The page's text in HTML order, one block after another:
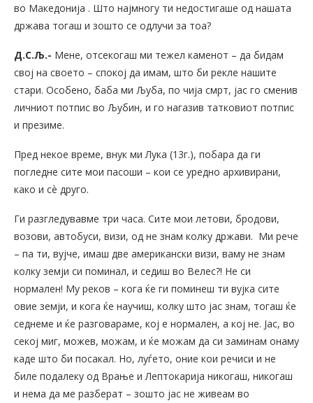
во Македонија . Што најмногу ти недостигаше од нашата
држава тогаш и зошто се одлучи за тоа?
Д.С.Љ.- Мене, отсекогаш ми тежел каменот – да бидам
свој на своето – спокој да имам, што би рекле нашите
стари. Особено, баба ми Љуба, по чија смрт, јас го сменив
личниот потпис во Љубин, и го нагазив татковиот потпис
и презиме.
Пред некое време, внук ми Лука (13г.), побара да ги
погледне сите мои пасоши – кои се уредно архивирани,
како и сѐ друго.
Ги разгледувавме три часа. Сите мои летови, бродови,
возови, автобуси, визи, од не знам колку држави. Ми рече
– па ти, вујче, имаш две американски визи, ваму не знам
колку земји си поминал, и седиш во Велес?! Не си
нормален! Му реков – кога ќе ги поминеш ти вујка сите
овие земји, и кога ќе научиш, колку што јас знам, тогаш ќе
седнеме и ќе разговараме, кој е нормален, а кој не. Јас, во
секој миг, можев, можам, и ќе можам да си заминам онаму
каде што би посакал. Но, луѓето, оние кои речиси и не
биле подалеку од Врање и Лептокарија никогаш, никогаш
и нема да ме разберат – зошто јас не живеам во